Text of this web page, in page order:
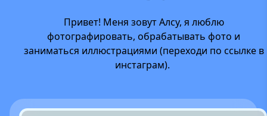
Привет! Меня зовут Алсу, я люблю
фотографировать, обрабатывать фото и
заниматься иллюстрациями (переходи по ссылке в
инстаграм).